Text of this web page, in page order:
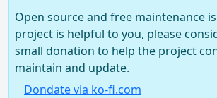
Open source and free maintenance
project is helpful to you, please
small donation to help the project
maintain and update.
Dondate via ko-fi.com